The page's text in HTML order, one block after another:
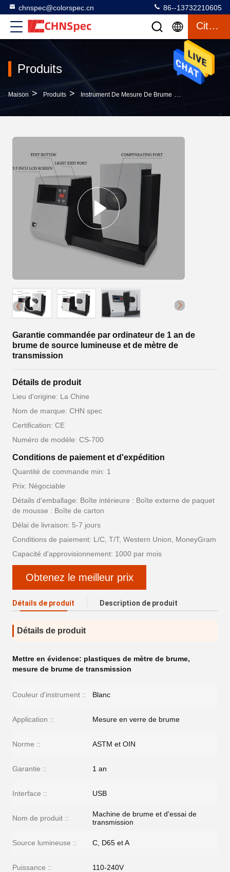
chnspec@colorspec.cn 86--13732210605
Citation
Produits
Maison > Produits > Instrument De Mesure De Brume >
Garantie commandée par ordinateur de 1 an de
brume de source lumineuse et de mètre de
transmission
Détails de produit
Lieu d'origine: La Chine
Nom de marque: CHN spec
Certification: CE
Numéro de modèle: CS-700
Conditions de paiement et d'expédition
Quantité de commande min: 1
Prix: Négociable
Détails d'emballage: Boîte intérieure : Boîte externe de paquet
de mousse : Boîte de carton
Délai de livraison: 5-7 jours
Conditions de paiement: L/C, T/T, Western Union, MoneyGram
Capacité d'approvisionnement: 1000 par mois
Obtenez le meilleur prix
Détails de produit Description de produit
Détails de produit
Mettre en évidence: plastiques de mètre de brume,
mesure de brume de transmission
Couleur d'instrument :: Blanc
Application :: Mesure en verre de brume
Norme :: ASTM et OIN
Garantie :: 1 an
Interface :: USB
Nom de produit ::
Machine de brume et d'essai de
transmission
Source lumineuse :: C, D65 et A
Puissance :: 110-240V